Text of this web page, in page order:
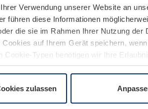
Verwendung unserer Website an
führen diese Informationen
die sie im Rahmen Ihrer Nutzung der
auf Ihrem Gerät speichern,
Cookie-Typen benötigen wir Ihre
Datenschutzerklärungunserer
zulassen